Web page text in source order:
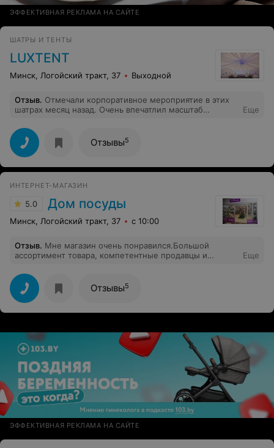
ЭФФЕКТИВНАЯ РЕКЛАМА НА САЙТЕ
ШАТРЫ И ТЕНТЫ
LUXTENT
Минск, Логойский тракт, 37 Выходной
Отзыв. Отмечали корпоративное мероприятие в этих
шатрах месяц назад. Очень впечатлил масштаб
внутри красивый был, плазменные экраны. Несмотря
на дождь, праздник удался на ура! Спасибо!
Еще
Отзывы5
ИНТЕРНЕТ-МАГАЗИН
5.0 Дом посуды
Минск, Логойский тракт, 37 с 10:00
Отзыв. Мне магазин очень понравился.Большой
ассортимент товара, компетентные продавцы и
т.к. я не первый раз делаю покупки в этом магазине ).
Могу сказать, что из приобретенных товаров (это
термос для еды, термокружка и сковорода) мне все
очень нравиться!!!Рекомендую!
Еще
Отзывы5
ЭФФЕКТИВНАЯ РЕКЛАМА НА САЙТЕ